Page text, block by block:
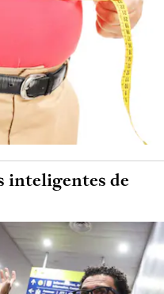
inteligentes de